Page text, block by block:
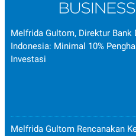
Melfrida Gultom, Direktur Bank
Indonesia: Minimal 10%
Investasi
Melfrida Gultom Rencanakan